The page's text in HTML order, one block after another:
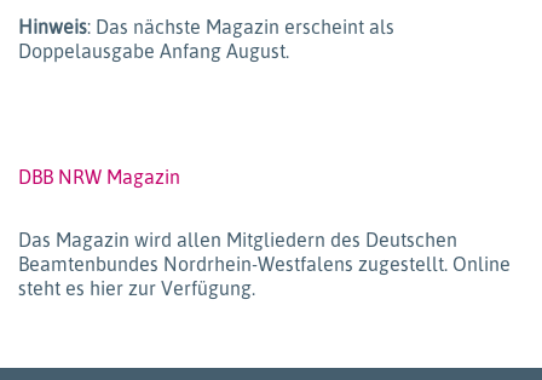
Hinweis: Das nächste Magazin erscheint als
Doppelausgabe Anfang August.
DBB NRW Magazin
Das Magazin wird allen Mitgliedern des Deutschen
Beamtenbundes Nordrhein-Westfalens zugestellt. Online
steht es hier zur Verfügung.